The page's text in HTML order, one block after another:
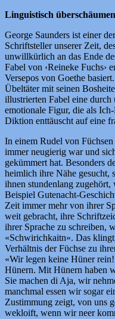
Linguistisch
George Saunders ist einer
Schriftsteller unserer Zeit,
unwillkürlich an das Ende
Fabel von ‹Reineke Fuchs›
Versepos von Goethe
Übeltäter mit seinen
illustrierten Fabel eine
emotionale Figur, die als
Diktion enttäuscht auf eine
In einem Rudel von Füchsen
immer neugierig war und
gekümmert hat. Besonders
heimlich ihre Nähe gesucht,
ihnen stundenlang
Beispiel Gutenacht-
Zeit immer mehr von ihrer
weit gebracht, ihre
ihrer Sprache zu schreiben,
«Schwirichkaitn». Das
Verhältnis der Füchse zu
«Wir legen keine Hüner
Hünern. Mit Hünern haben
Sie machen di Aja, wir
manchmal essen wir sogar
Zustimmung zeigt, von uns
wekloift, wenn wir neer